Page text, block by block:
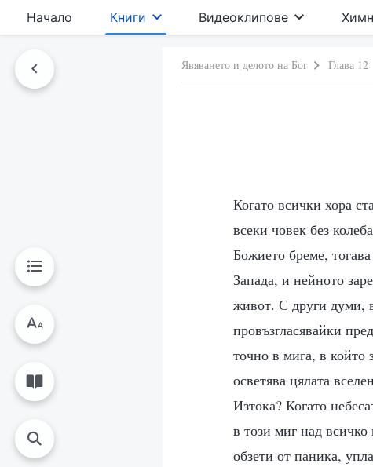
Начало Книги Видеоклипове
Явяването и делото на Бог Глава 12
Когато всички хора
всеки човек без
Божието бреме,
Запада, и нейното
живот. С други думи,
провъзгласявайки
точно в мига, в който
осветява цялата
Изтока? Когато
в този миг над
обзети от паника,